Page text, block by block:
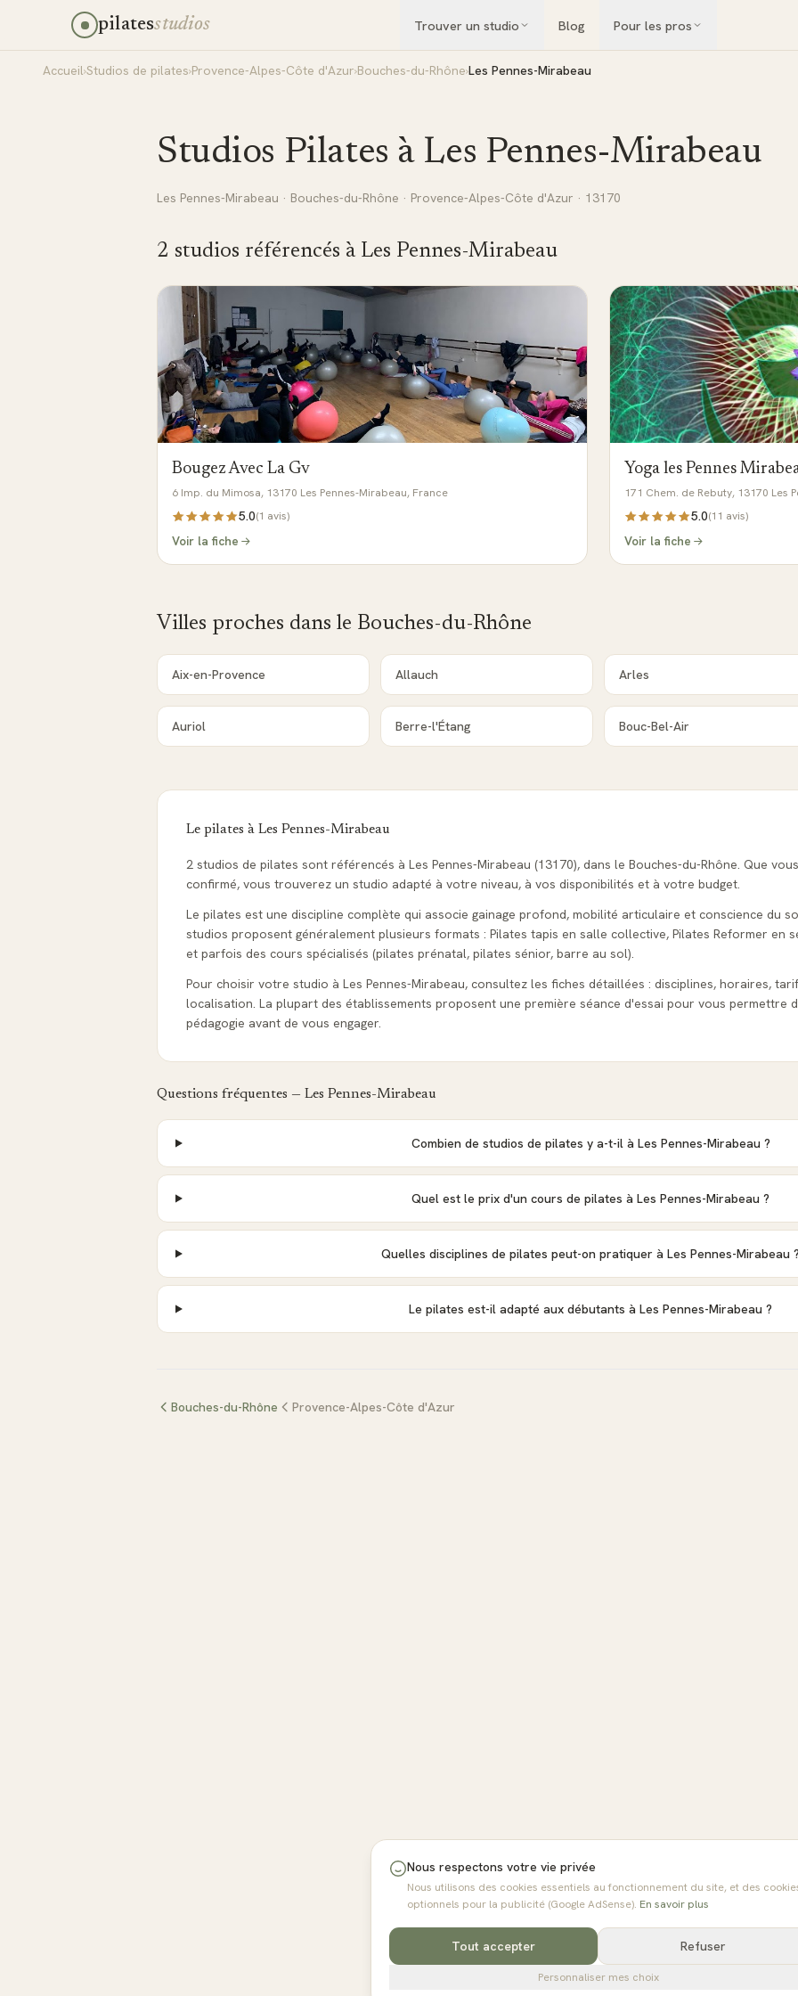
pilatesstudios Trouver un studio Blog Pour les pros
Accueil›Studios de pilates›Provence-Alpes-Côte d'Azur›Bouches-du-Rhône›Les Pennes-Mirabeau
Studios Pilates à Les Pennes-Mirabeau
Les Pennes-Mirabeau · Bouches-du-Rhône · Provence-Alpes-Côte d'Azur · 13170
2 studios référencés à Les Pennes-Mirabeau
Bougez Avec La Gv
6 Imp. du Mimosa, 13170 Les Pennes-Mirabeau, France
5.0(1 avis)
Voir la fiche
Yoga les Pennes
171 Chem. de Rebuty, 13170 Les
5.0(11 avis)
Voir la fiche
Villes proches dans le Bouches-du-Rhône
Aix-en-Provence Allauch Arles
Auriol Berre-l'Étang Bouc-Bel-Air
Le pilates à Les Pennes-Mirabeau
2 studios de pilates sont référencés à Les Pennes-Mirabeau (13170), dans le Bouches-du-Rhône. Que
confirmé, vous trouverez un studio adapté à votre niveau, à vos disponibilités et à votre budget.
Le pilates est une discipline complète qui associe gainage profond, mobilité articulaire et conscience du
studios proposent généralement plusieurs formats : Pilates tapis en salle collective, Pilates Reformer en
et parfois des cours spécialisés (pilates prénatal, pilates sénior, barre au sol).
Pour choisir votre studio à Les Pennes-Mirabeau, consultez les fiches détaillées : disciplines, horaires,
localisation. La plupart des établissements proposent une première séance d'essai pour vous permettre
pédagogie avant de vous engager.
Questions fréquentes — Les Pennes-Mirabeau
Combien de studios de pilates y a-t-il à Les Pennes-Mirabeau ?
Quel est le prix d'un cours de pilates à Les Pennes-Mirabeau ?
Quelles disciplines de pilates peut-on pratiquer à Les Pennes-Mirabeau
Le pilates est-il adapté aux débutants à Les Pennes-Mirabeau ?
Bouches-du-Rhône Provence-Alpes-Côte d'Azur
Nous respectons votre vie privée
Nous utilisons des cookies essentiels au fonctionnement du site, et des
optionnels pour la publicité (Google AdSense). En savoir plus
Tout accepter Refuser
Personnaliser mes choix